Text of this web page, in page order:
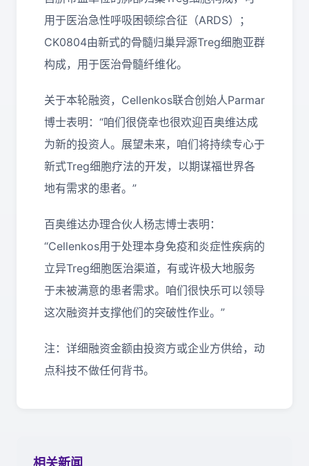
用于医治急性呼吸困顿综合征（ARDS）；
CK0804由新式的骨髓归巢异源Treg细胞亚群
构成，用于医治骨髓纤维化。
关于本轮融资，Cellenkos联合创始人Parmar
博士表明：“咱们很侥幸也很欢迎百奥维达成
为新的投资人。展望未来，咱们将持续专心于
新式Treg细胞疗法的开发，以期谋福世界各
地有需求的患者。”
百奥维达办理合伙人杨志博士表明：
“Cellenkos用于处理本身免疫和炎症性疾病的
立异Treg细胞医治渠道，有或许极大地服务
于未被满意的患者需求。咱们很快乐可以领导
这次融资并支撑他们的突破性作业。”
注：详细融资金额由投资方或企业方供给，动
点科技不做任何背书。
相关新闻